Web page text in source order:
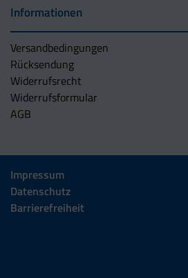
Informationen
Versandbedingungen
Rücksendung
Widerrufsrecht
Widerrufsformular
AGB
Impressum
Datenschutz
Barrierefreiheit